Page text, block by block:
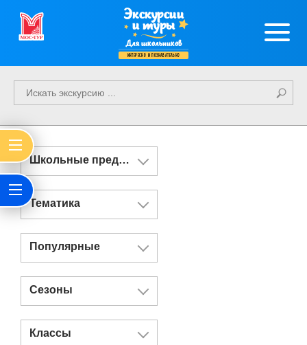
Экскурсии
и туры
Для школьников
интересно и познавательно
Школьные предметы
Тематика
Популярные
Сезоны
Классы